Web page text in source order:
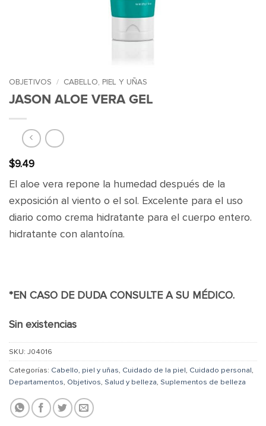
OBJETIVOS / CABELLO, PIEL Y UÑAS
JASON ALOE VERA GEL
$9.49
El aloe vera repone la humedad después de la
exposición al viento o el sol. Excelente para el uso
diario como crema hidratante para el cuerpo entero.
hidratante con alantoína.
*EN CASO DE DUDA CONSULTE A SU MÉDICO.
Sin existencias
SKU: J04016
Categorías: Cabello, piel y uñas, Cuidado de la piel, Cuidado personal,
Departamentos, Objetivos, Salud y belleza, Suplementos de belleza